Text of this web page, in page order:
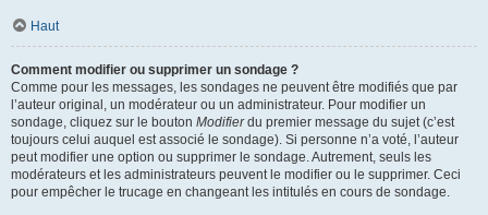
Haut
Comment modifier ou supprimer un sondage ?
Comme pour les messages, les sondages ne peuvent être modifiés que par
l’auteur original, un modérateur ou un administrateur. Pour modifier un
sondage, cliquez sur le bouton Modifierdu premier message du sujet (c’est
toujours celui auquel est associé le sondage). Si personne n’a voté, l’auteur
peut modifier une option ou supprimer le sondage. Autrement, seuls les
modérateurs et les administrateurs peuvent le modifier ou le supprimer. Ceci
pour empêcher le trucage en changeant les intitulés en cours de sondage.